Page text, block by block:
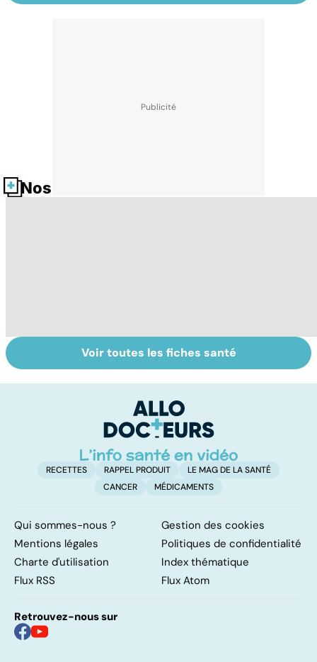
Nos fiches santé
Tout savoir sur
les infections
Inflammation des
amygdales : que
d'angine ?
Voir toutes les fiches santé
RECETTES RAPPEL PRODUIT
LE MAG DE LA SANTÉ
CANCER
MÉDICAMENTS
Qui sommes-nous ?
Gestion des cookies
Mentions légales
Politiques de confidentialité
Charte d'utilisation
Index thématique
Flux RSS
Flux Atom
Retrouvez-nous sur